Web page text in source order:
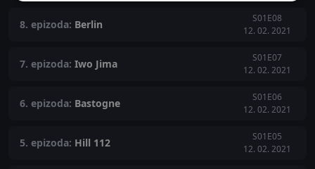
8. epizoda: Berlin
S01E08
12. 02. 2021
7. epizoda: Iwo Jima
S01E07
12. 02. 2021
6. epizoda: Bastogne
S01E06
12. 02. 2021
5. epizoda: Hill 112
S01E05
12. 02. 2021